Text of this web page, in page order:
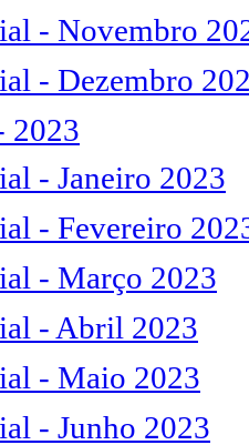
- Novembro
- Dezembro
2023
- Janeiro 2023
- Fevereiro
- Março 2023
- Abril 2023
- Maio 2023
- Junho 2023